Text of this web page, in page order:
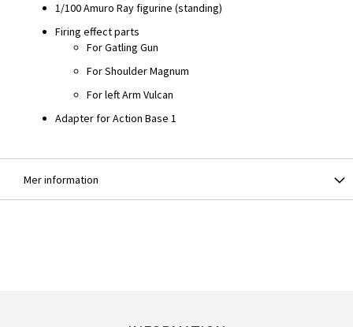
1/100 Amuro Ray figurine (standing)
Firing effect parts
For Gatling Gun
For Shoulder Magnum
For left Arm Vulcan
Adapter for Action Base 1
Mer information